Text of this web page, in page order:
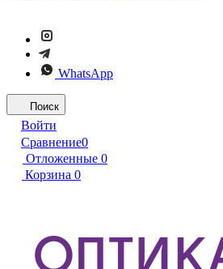
WhatsApp
Поиск
Войти
Сравнение0
Отложенные 0
Корзина 0